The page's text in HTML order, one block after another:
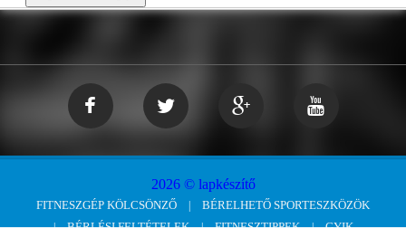
2026 © lapkészítő
FITNESZGÉP KÖLCSÖNZŐ
BÉRELHETŐ SPORTESZKÖZÖK